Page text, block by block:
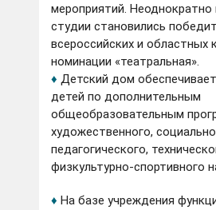
мероприятий. Неоднократно
студии становились
всероссийских и областных
номинации «театральная».
♦ Детский дом
детей по дополнительным
общеобразовательным
художественного,
педагогического,
физкультурно-спортивного
♦ На базе учреждения